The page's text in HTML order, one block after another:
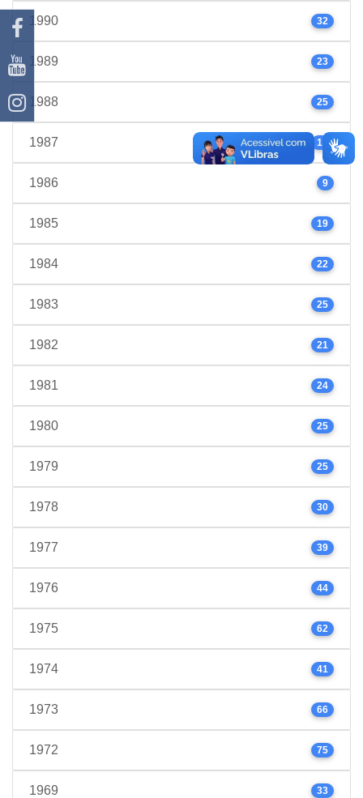
1990 32
1989 23
1988 25
1987 17
1986 9
1985 19
1984 22
1983 25
1982 21
1981 24
1980 25
1979 25
1978 30
1977 39
1976 44
1975 62
1974 41
1973 66
1972 75
1969 33